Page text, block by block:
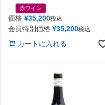
赤ワイン
価格 ¥35,200税込
会員特別価格 ¥35,200税込
カートに入れる